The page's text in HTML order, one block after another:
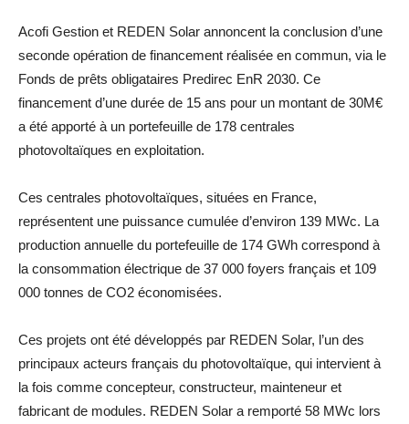
Acofi Gestion et REDEN Solar annoncent la conclusion d’une
seconde opération de financement réalisée en commun, via le
Fonds de prêts obligataires Predirec EnR 2030. Ce
financement d’une durée de 15 ans pour un montant de 30M€
a été apporté à un portefeuille de 178 centrales
photovoltaïques en exploitation.
Ces centrales photovoltaïques, situées en France,
représentent une puissance cumulée d’environ 139 MWc. La
production annuelle du portefeuille de 174 GWh correspond à
la consommation électrique de 37 000 foyers français et 109
000 tonnes de CO2 économisées.
Ces projets ont été développés par REDEN Solar, l’un des
principaux acteurs français du photovoltaïque, qui intervient à
la fois comme concepteur, constructeur, mainteneur et
fabricant de modules. REDEN Solar a remporté 58 MWc lors